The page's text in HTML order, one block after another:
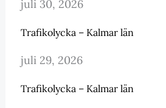
juli 30, 2026
Trafikolycka – Kalmar län
juli 29, 2026
Trafikolycka – Kalmar län